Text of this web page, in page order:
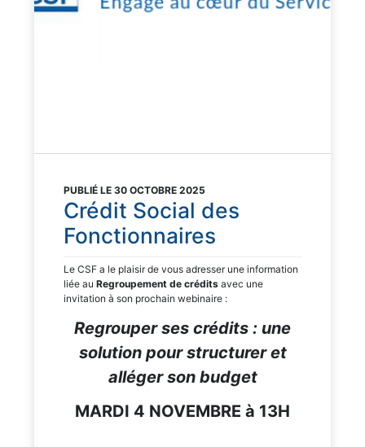
PUBLIÉ LE 30 OCTOBRE 2025
Crédit Social des
Fonctionnaires
Le CSF a le plaisir de vous adresser une information
liée au Regroupement de crédits avec une
invitation à son prochain webinaire :
Regrouper ses crédits : une
solution pour structurer et
alléger son budget
MARDI 4 NOVEMBRE à 13H